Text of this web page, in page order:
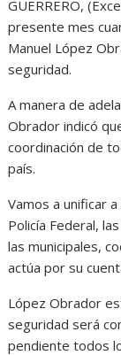
GUERRERO,
presente mes
Manuel López
seguridad.
A manera de
Obrador indicó
coordinación de
país.
Vamos a unificar
Policía Federal,
las municipales,
actúa por su
López Obrador
seguridad será
pendiente todos